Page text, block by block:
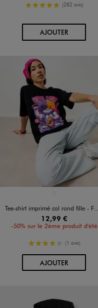
5/5 de moyenne
(282 avis)
AJOUTERAU PANIER
Tee-shirt imprimé col rond fille - FORTNITE
12,99 €
-50% sur le 2ème produit d'été
4/5 de moyenne
(1 avis)
AJOUTERAU PANIER